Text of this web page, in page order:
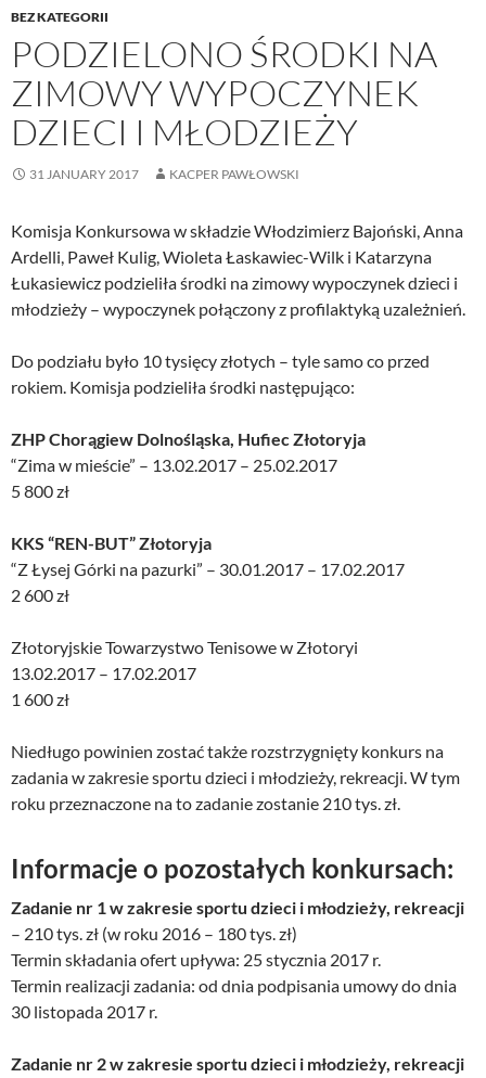
BEZ KATEGORII
PODZIELONO ŚRODKI NA
ZIMOWY WYPOCZYNEK
DZIECI I MŁODZIEŻY
31 JANUARY 2017 KACPER PAWŁOWSKI
Komisja Konkursowa w składzie Włodzimierz Bajoński, Anna
Ardelli, Paweł Kulig, Wioleta Łaskawiec-Wilk i Katarzyna
Łukasiewicz podzieliła środki na zimowy wypoczynek dzieci i
młodzieży – wypoczynek połączony z profilaktyką uzależnień.
Do podziału było 10 tysięcy złotych – tyle samo co przed
rokiem. Komisja podzieliła środki następująco:
ZHP Chorągiew Dolnośląska, Hufiec Złotoryja
“Zima w mieście” – 13.02.2017 – 25.02.2017
5 800 zł
KKS “REN-BUT” Złotoryja
“Z Łysej Górki na pazurki” – 30.01.2017 – 17.02.2017
2 600 zł
Złotoryjskie Towarzystwo Tenisowe w Złotoryi
13.02.2017 – 17.02.2017
1 600 zł
Niedługo powinien zostać także rozstrzygnięty konkurs na
zadania w zakresie sportu dzieci i młodzieży, rekreacji. W tym
roku przeznaczone na to zadanie zostanie 210 tys. zł.
Informacje o pozostałych konkursach:
Zadanie nr 1 w zakresie sportu dzieci i młodzieży, rekreacji
– 210 tys. zł (w roku 2016 – 180 tys. zł)
Termin składania ofert upływa: 25 stycznia 2017 r.
Termin realizacji zadania: od dnia podpisania umowy do dnia
30 listopada 2017 r.
Zadanie nr 2 w zakresie sportu dzieci i młodzieży, rekreacji